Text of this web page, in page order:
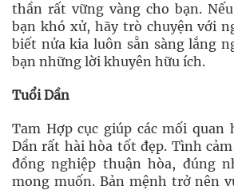
thần rất vững vàng cho bạn.
bạn khó xử, hãy trò chuyện với
biết nửa kia luôn sẵn sàng lắng
bạn những lời khuyên hữu ích.
Tuổi Dần
Tam Hợp cục giúp các mối quan
Dần rất hài hòa tốt đẹp. Tình
đồng nghiệp thuận hòa, đúng
mong muốn. Bản mệnh trở nên